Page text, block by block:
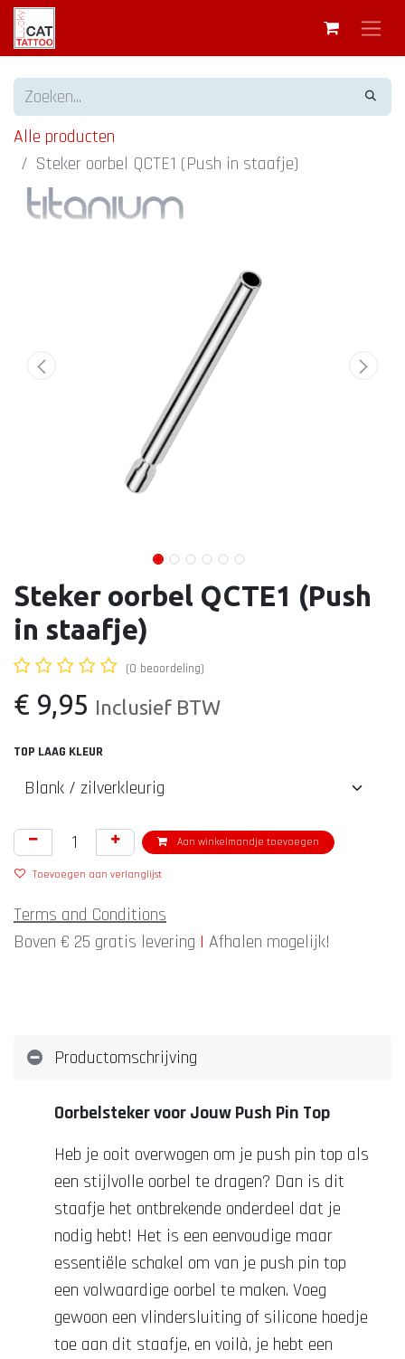
Alle producten
Steker oorbel QCTE1 (Push in staafje)
Steker oorbel QCTE1 (Push
in staafje)
(0 beoordeling)
€ 9,95 Inclusief BTW
TOP LAAG KLEUR
Aan winkelmandje toevoegen
Toevoegen aan verlanglijst
Terms and Conditions
Boven € 25 gratis levering | Afhalen mogelijk!
Productomschrijving
Oorbelsteker voor Jouw Push Pin Top
Heb je ooit overwogen om je push pin top als
een stijlvolle oorbel te dragen? Dan is dit
staafje het ontbrekende onderdeel dat je
nodig hebt! Het is een eenvoudige maar
essentiële schakel om van je push pin top
een volwaardige oorbel te maken. Voeg
gewoon een vlindersluiting of silicone hoedje
toe aan dit staafje, en voilà, je hebt een